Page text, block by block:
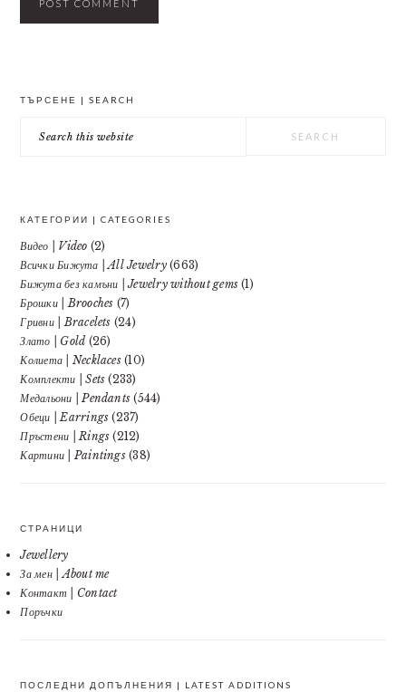
ТЪРСЕНЕ | SEARCH
this
КАТЕГОРИИ | CATEGORIES
Видео | Video (2)
Всички Бижута | All Jewelry(663)
Бижута без камъни | Jewelry without gems (1)
Брошки | Brooches (7)
Гривни | Bracelets (24)
Злато | Gold (26)
Колиета | Necklaces(10)
Комплекти | Sets (233)
Медальони | Pendants (544)
Обеци | Earrings (237)
Пръстени | Rings (212)
Картини | Paintings(38)
СТРАНИЦИ
Jewellery
За мен | About me
Контакт | Contact
Поръчки
ПОСЛЕДНИ ДОПЪЛНЕНИЯ | LATEST ADDITIONS